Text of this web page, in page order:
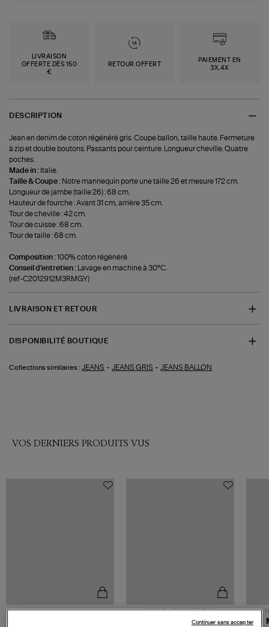
LIVRAISON
OFFERTE DÈS 150
€
RETOUR OFFERT
PAIEMENT EN
3X,4X
DESCRIPTION
Jean en denim de coton régénéré gris. Coupe ballon, taille haute. Fermeture
à zip et double boutons. Passants pour ceinture. Longueur cheville. Quatre
poches.
Made in : Italie.
Taille & Coupe : Notre mannequin porte une taille 26 et mesure 172 cm.
Longueur de jambe (taille 26) : 68 cm.
Hauteur de fourche : Avant 31 cm, arrière 35 cm.
Tour de cheville : 42 cm.
Tour de cuisse : 68 cm.
Tour de taille : 68 cm.
Composition :100% coton régénéré.
Conseil d'entretien :
Lavage en machine à 30°C.
(ref-C2012912M3RMGY)
LIVRAISON ET RETOUR
DISPONIBILITÉ BOUTIQUE
Collections similaires : JEANS -JEANS GRIS -JEANS BALLON
VOS DERNIERS PRODUITS VUS
NOUVELLE COLLECTION
TORALContinuer sans accepter